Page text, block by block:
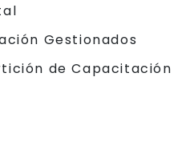
Gestionados
de Capacitación